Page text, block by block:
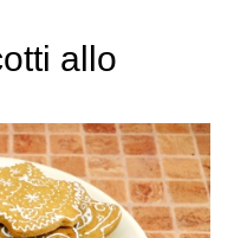
allo